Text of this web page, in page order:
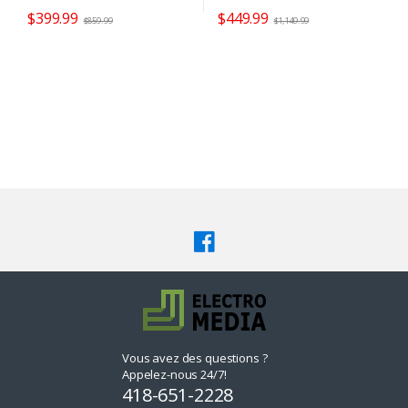
$399.99 $859.99 $449.99 $1,149.99
Vous avez des questions ?
Appelez-nous 24/7!
418-651-2228